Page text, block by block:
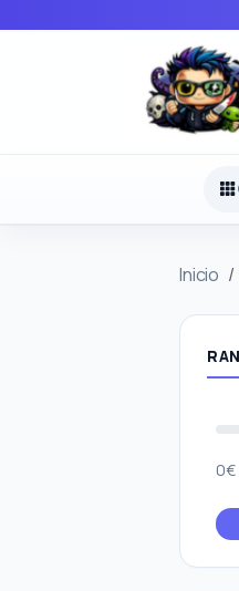
Inicio
0€